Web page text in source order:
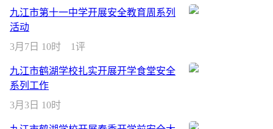
九江市第十一中学开展安全教育周系列
活动
3月7日 10时
1评
九江市鹤湖学校扎实开展开学食堂安全
系列工作
3月3日 10时